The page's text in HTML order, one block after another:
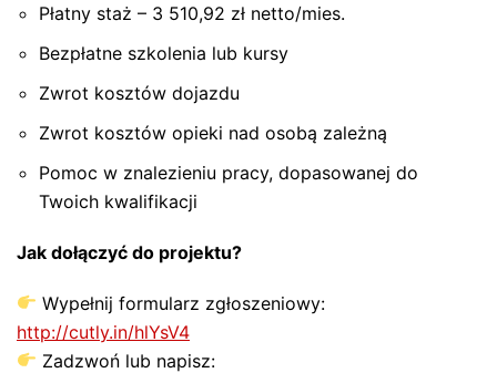
Płatny staż – 3 510,92 zł netto/mies.
Bezpłatne szkolenia lub kursy
Zwrot kosztów dojazdu
Zwrot kosztów opieki nad osobą zależną
Pomoc w znalezieniu pracy, dopasowanej do
Twoich kwalifikacji
Jak dołączyć do projektu?
Wypełnij formularz zgłoszeniowy:
http://cutly.in/hlYsV4
Zadzwoń lub napisz: